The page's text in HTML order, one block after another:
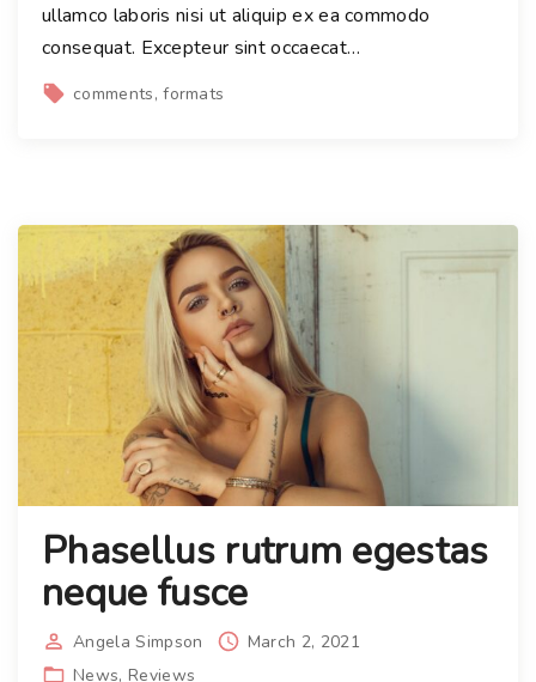
ullamco laboris nisi ut aliquip ex ea commodo
consequat. Excepteur sint occaecat…
comments formats
Phasellus rutrum egestas
neque fusce
Angela Simpson
March 2, 2021
News Reviews